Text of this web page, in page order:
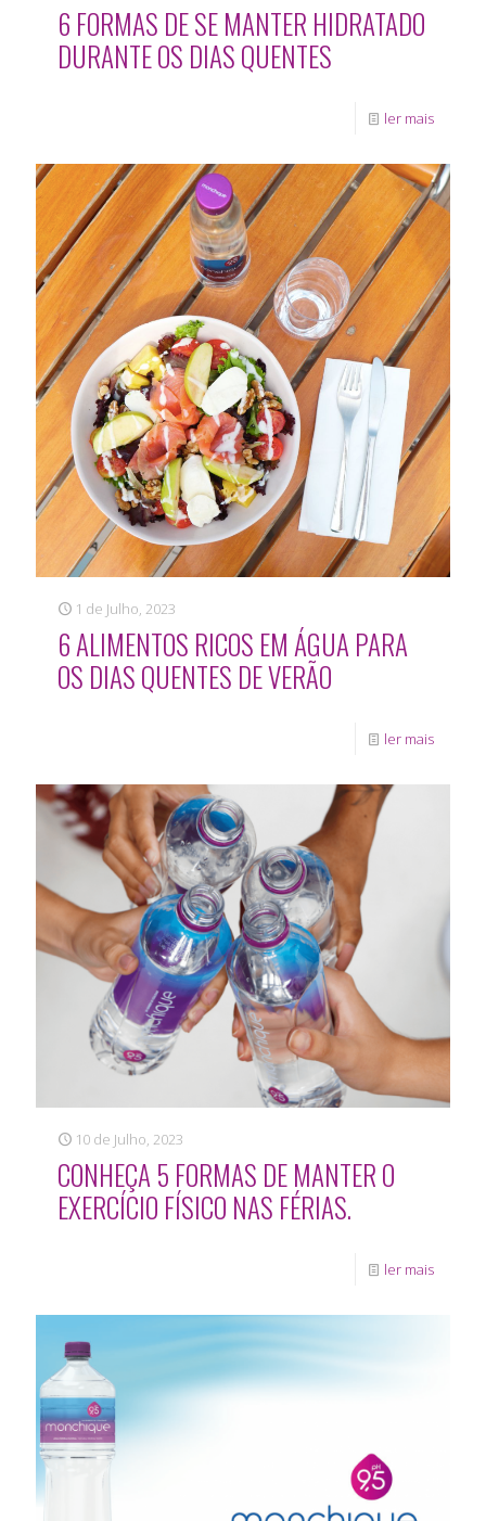
6 FORMAS DE SE MANTER HIDRATADO
DURANTE OS DIAS QUENTES
ler mais
1 de Julho, 2023
6 ALIMENTOS RICOS EM ÁGUA PARA
OS DIAS QUENTES DE VERÃO
ler mais
10 de Julho, 2023
CONHEÇA 5 FORMAS DE MANTER O
EXERCÍCIO FÍSICO NAS FÉRIAS.
ler mais